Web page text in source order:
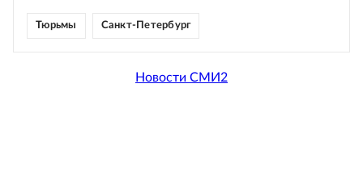
Тюрьмы Санкт-Петербург
Новости СМИ2